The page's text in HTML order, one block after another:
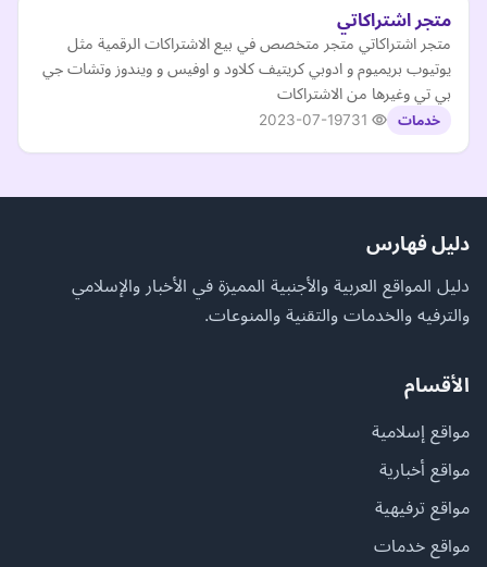
متجر اشتراكاتي
متجر اشتراكاتي متجر متخصص في بيع الاشتراكات الرقمية مثل
يوتيوب بريميوم و ادوبي كريتيف كلاود و اوفيس و ويندوز وتشات جي
بي تي وغيرها من الاشتراكات
خدمات 2023-07-19
دليل فهارس
دليل المواقع العربية والأجنبية المميزة في الأخبار والإسلامي
والترفيه والخدمات والتقنية والمنوعات.
الأقسام
مواقع إسلامية
مواقع أخبارية
مواقع ترفيهية
مواقع خدمات